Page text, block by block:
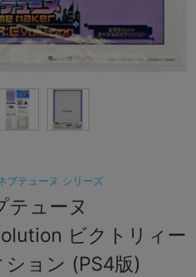
プテューヌ シリーズ
テューヌ
ビクトリィー
ョン (PS4版)